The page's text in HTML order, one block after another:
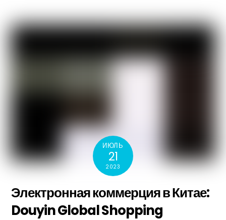
ИЮЛЬ
21
2023
Электронная коммерция в Китае:
Douyin Global Shopping